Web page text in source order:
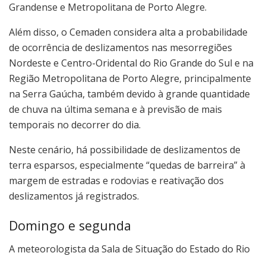
Grandense e Metropolitana de Porto Alegre.
Além disso, o Cemaden considera alta a probabilidade
de ocorrência de deslizamentos nas mesorregiões
Nordeste e Centro-Oridental do Rio Grande do Sul e na
Região Metropolitana de Porto Alegre, principalmente
na Serra Gaúcha, também devido à grande quantidade
de chuva na última semana e à previsão de mais
temporais no decorrer do dia.
Neste cenário, há possibilidade de deslizamentos de
terra esparsos, especialmente “quedas de barreira” à
margem de estradas e rodovias e reativação dos
deslizamentos já registrados.
Domingo e segunda
A meteorologista da Sala de Situação do Estado do Rio